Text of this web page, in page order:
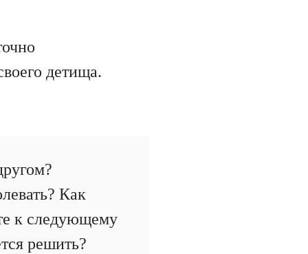
детища.
Как
к следующему
решить?